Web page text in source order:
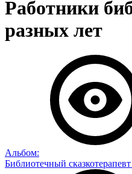
Работники
разных лет
Альбом:
Библиотечный